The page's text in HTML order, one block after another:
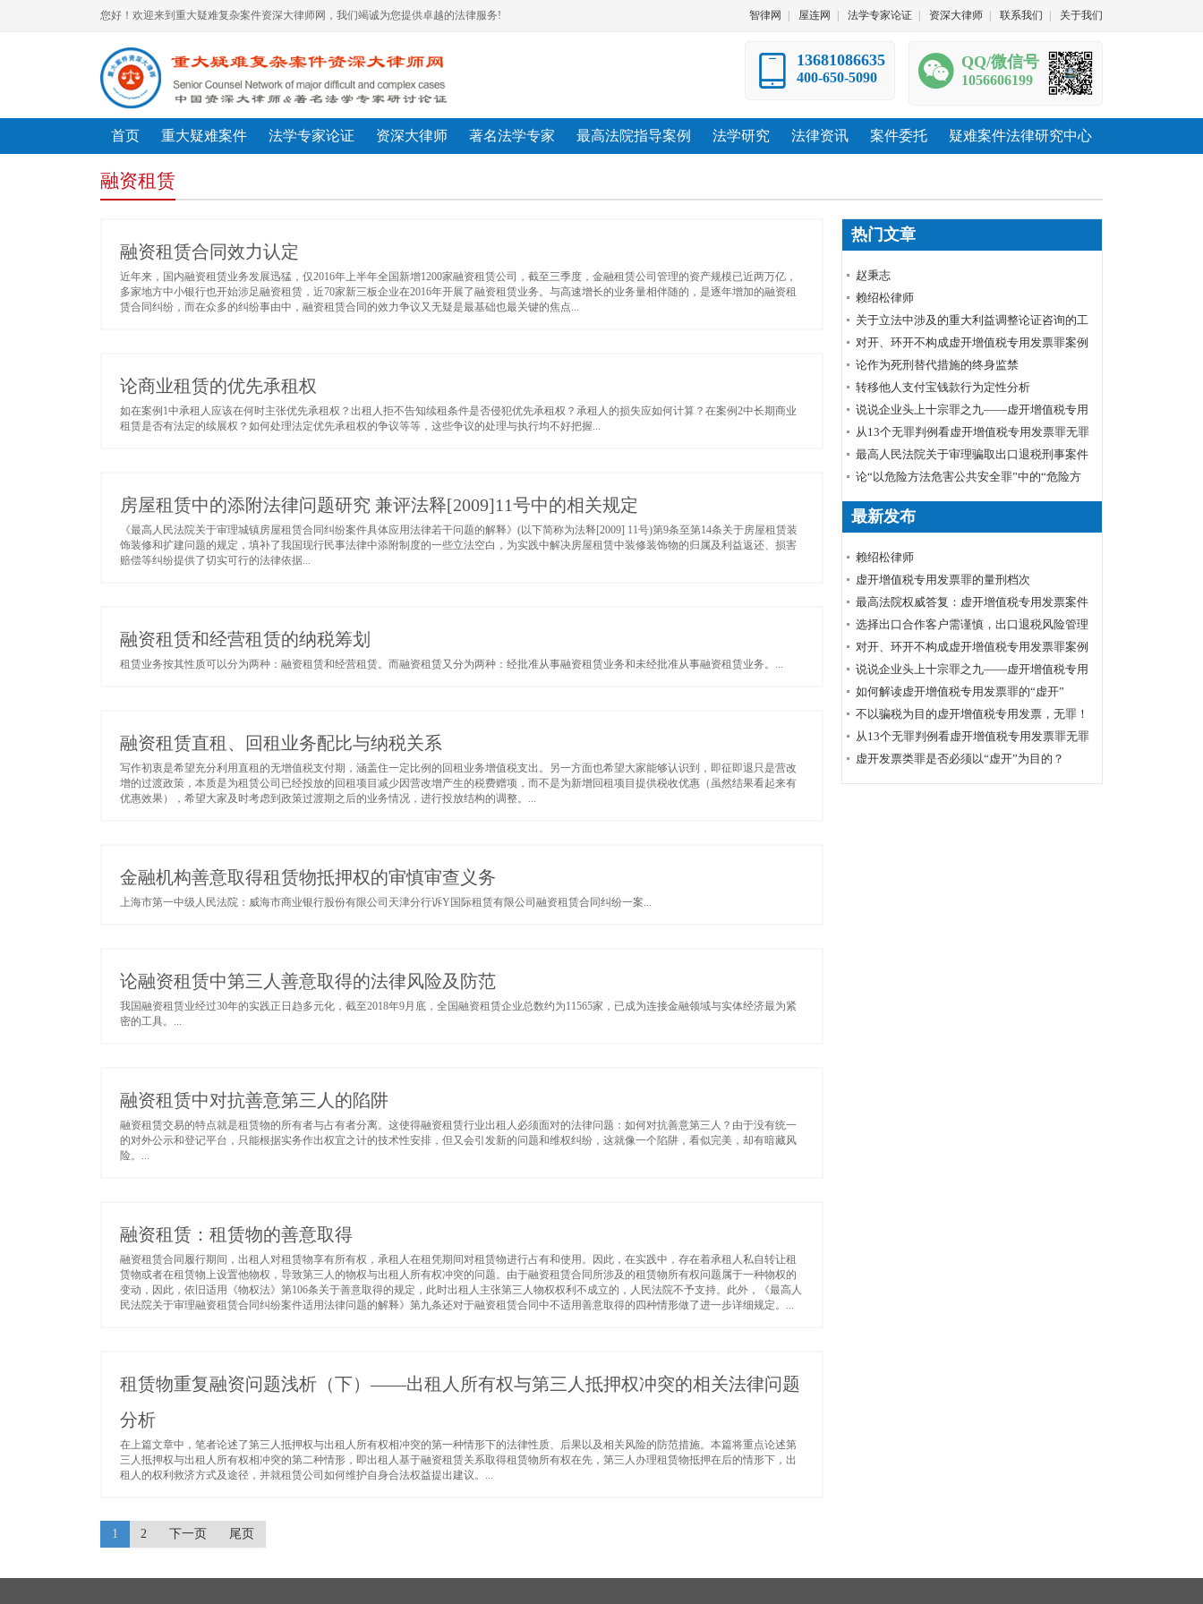
您好！欢迎来到重大疑难复杂案件资深大律师网，我们竭诚为您提供卓越的法律服务! 智律网 屋连网 法学专家论证 资深大律师 联系我们 关于我们
13681086635
400-650-5090
QQ/微信号
1056606199
首页 重大疑难案件 法学专家论证 资深大律师 著名法学专家 最高法院指导案例 法学研究 法律资讯 案件委托 疑难案件法律研究中心
融资租赁
融资租赁合同效力认定
近年来，国内融资租赁业务发展迅猛，仅2016年上半年全国新增1200家融资租赁公司，截至三季度，金融租赁公司管理的资产规模已近两万亿，
多家地方中小银行也开始涉足融资租赁，近70家新三板企业在2016年开展了融资租赁业务。与高速增长的业务量相伴随的，是逐年增加的融资租
赁合同纠纷，而在众多的纠纷事由中，融资租赁合同的效力争议又无疑是最基础也最关键的焦点...
论商业租赁的优先承租权
如在案例1中承租人应该在何时主张优先承租权？出租人拒不告知续租条件是否侵犯优先承租权？承租人的损失应如何计算？在案例2中长期商业
租赁是否有法定的续展权？如何处理法定优先承租权的争议等等，这些争议的处理与执行均不好把握...
房屋租赁中的添附法律问题研究 兼评法释[2009]11号中的相关规定
《最高人民法院关于审理城镇房屋租赁合同纠纷案件具体应用法律若干问题的解释》(以下简称为法释[2009] 11号)第9条至第14条关于房屋租赁装
饰装修和扩建问题的规定，填补了我国现行民事法律中添附制度的一些立法空白，为实践中解决房屋租赁中装修装饰物的归属及利益返还、损害
赔偿等纠纷提供了切实可行的法律依据...
融资租赁和经营租赁的纳税筹划
租赁业务按其性质可以分为两种：融资租赁和经营租赁。而融资租赁又分为两种：经批准从事融资租赁业务和未经批准从事融资租赁业务。...
融资租赁直租、回租业务配比与纳税关系
写作初衷是希望充分利用直租的无增值税支付期，涵盖住一定比例的回租业务增值税支出。另一方面也希望大家能够认识到，即征即退只是营改
增的过渡政策，本质是为租赁公司已经投放的回租项目减少因营改增产生的税费赠项，而不是为新增回租项目提供税收优惠（虽然结果看起来有
优惠效果），希望大家及时考虑到政策过渡期之后的业务情况，进行投放结构的调整。...
金融机构善意取得租赁物抵押权的审慎审查义务
上海市第一中级人民法院：威海市商业银行股份有限公司天津分行诉Y国际租赁有限公司融资租赁合同纠纷一案...
论融资租赁中第三人善意取得的法律风险及防范
我国融资租赁业经过30年的实践正日趋多元化，截至2018年9月底，全国融资租赁企业总数约为11565家，已成为连接金融领域与实体经济最为紧
密的工具。...
融资租赁中对抗善意第三人的陷阱
融资租赁交易的特点就是租赁物的所有者与占有者分离。这使得融资租赁行业出租人必须面对的法律问题：如何对抗善意第三人？由于没有统一
的对外公示和登记平台，只能根据实务作出权宜之计的技术性安排，但又会引发新的问题和维权纠纷，这就像一个陷阱，看似完美，却有暗藏风
险。...
融资租赁：租赁物的善意取得
融资租赁合同履行期间，出租人对租赁物享有所有权，承租人在租凭期间对租赁物进行占有和使用。因此，在实践中，存在着承租人私自转让租
赁物或者在租赁物上设置他物权，导致第三人的物权与出租人所有权冲突的问题。由于融资租赁合同所涉及的租赁物所有权问题属于一种物权的
变动，因此，依旧适用《物权法》第106条关于善意取得的规定，此时出租人主张第三人物权权利不成立的，人民法院不予支持。此外，《最高人
民法院关于审理融资租赁合同纠纷案件适用法律问题的解释》第九条还对于融资租赁合同中不适用善意取得的四种情形做了进一步详细规定。...
租赁物重复融资问题浅析（下）——出租人所有权与第三人抵押权冲突的相关法律问题
分析
在上篇文章中，笔者论述了第三人抵押权与出租人所有权相冲突的第一种情形下的法律性质、后果以及相关风险的防范措施。本篇将重点论述第
三人抵押权与出租人所有权相冲突的第二种情形，即出租人基于融资租赁关系取得租赁物所有权在先，第三人办理租赁物抵押在后的情形下，出
租人的权利救济方式及途径，并就租赁公司如何维护自身合法权益提出建议。...
1 2 下一页 尾页
热门文章
赵秉志
赖绍松律师
关于立法中涉及的重大利益调整论证咨询的工
作规范
对开、环开不构成虚开增值税专用发票罪案例
裁判要旨
论作为死刑替代措施的终身监禁
转移他人支付宝钱款行为定性分析
说说企业头上十宗罪之九——虚开增值税专用
发票罪
从13个无罪判例看虚开增值税专用发票罪无罪
裁判要旨及无罪辩点
最高人民法院关于审理骗取出口退税刑事案件
具体应用法律若干问题的解释辑
论“以危险方法危害公共安全罪”中的“危险方
法”
最新发布
赖绍松律师
虚开增值税专用发票罪的量刑档次
最高法院权威答复：虚开增值税专用发票案件
的数额标准确定
选择出口合作客户需谨慎，出口退税风险管理
需跟上
对开、环开不构成虚开增值税专用发票罪案例
裁判要旨
说说企业头上十宗罪之九——虚开增值税专用
发票罪
如何解读虚开增值税专用发票罪的“虚开”
不以骗税为目的虚开增值税专用发票，无罪！
从13个无罪判例看虚开增值税专用发票罪无罪
裁判要旨及无罪辩点
虚开发票类罪是否必须以“虚开”为目的？